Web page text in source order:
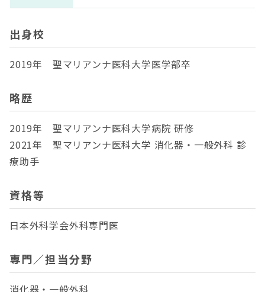
出身校
2019年 聖マリアンナ医科大学医学部卒
略歴
2019年 聖マリアンナ医科大学病院 研修
2021年 聖マリアンナ医科大学 消化器・一般外科 診
療助手
資格等
日本外科学会外科専門医
専門／担当分野